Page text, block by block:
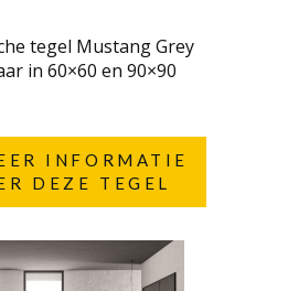
tegel Mustang Grey
in 60×60 en 90×90
INFORMATIE
DEZE TEGEL